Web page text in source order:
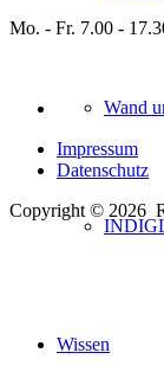
Wand
Wissen
Mo. - Fr. 7.00 -
Impressum
Datenschutz
Copyright © 2026